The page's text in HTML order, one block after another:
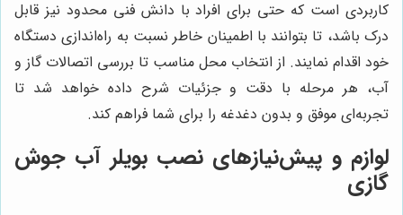
کاربردی است که حتی برای افراد با دانش فنی محدود نیز قابل
درک باشد، تا بتوانند با اطمینان خاطر نسبت به راه‌اندازی دستگاه
خود اقدام نمایند. از انتخاب محل مناسب تا بررسی اتصالات گاز و
آب، هر مرحله با دقت و جزئیات شرح داده خواهد شد تا
تجربه‌ای موفق و بدون دغدغه را برای شما فراهم کند.
لوازم و پیش‌نیازهای نصب بویلر آب جوش
گازی